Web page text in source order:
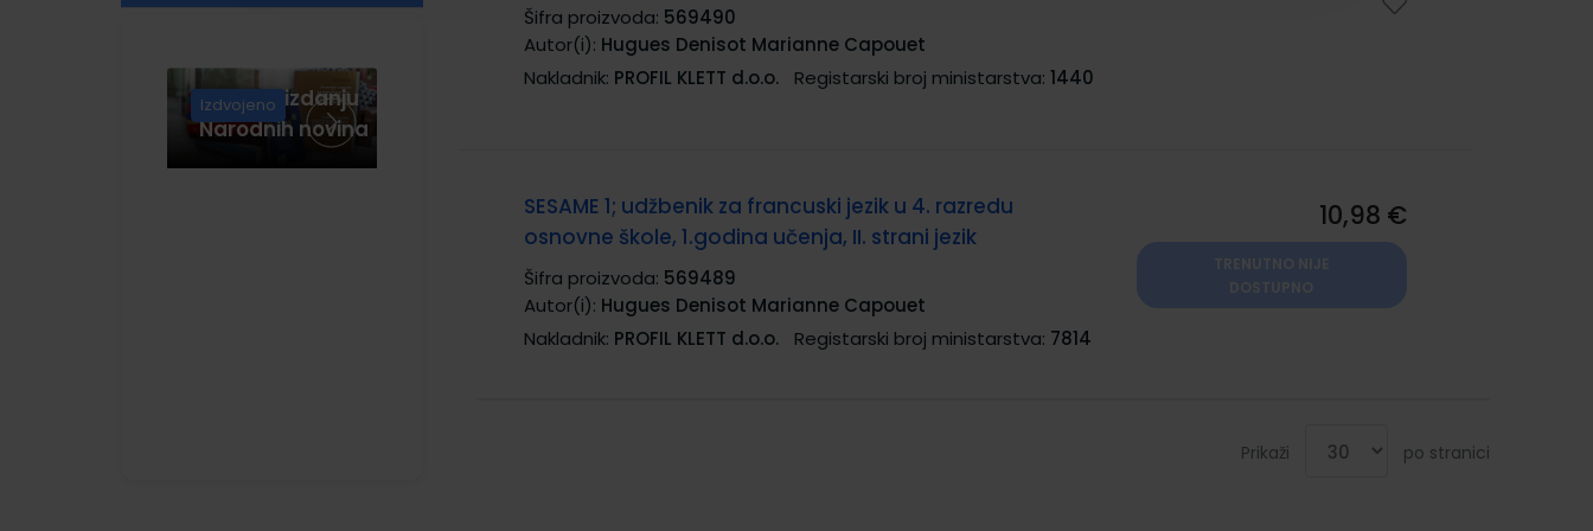
Knjige u izdanju
Narodnih novina
Izdvojeno
Šifra proizvoda: 569490
Autor(i): Hugues Denisot Marianne Capouet
Nakladnik: PROFIL KLETT d.o.o. Registarski broj ministarstva: 1440
SESAME 1; udžbenik za francuski jezik u 4. razredu
osnovne škole, 1.godina učenja, II. strani jezik
Šifra proizvoda: 569489
Autor(i): Hugues Denisot Marianne Capouet
Nakladnik: PROFIL KLETT d.o.o. Registarski broj ministarstva: 7814
10,98 €
Prikaži po stranici